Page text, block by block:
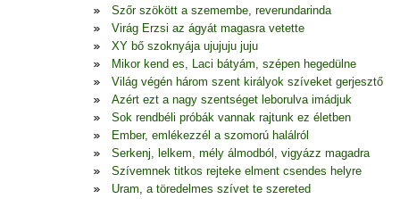
Szőr szökött a szemembe, reverundarinda
Virág Erzsi az ágyát magasra vetette
XY bő szoknyája ujujuju juju
Mikor kend es, Laci bátyám, szépen hegedülne
Világ végén három szent királyok szíveket gerjesztő
Azért ezt a nagy szentséget leborulva imádjuk
Sok rendbéli próbák vannak rajtunk ez életben
Ember, emlékezzél a szomorú halálról
Serkenj, lelkem, mély álmodból, vigyázz magadra
Szívemnek titkos rejteke elment csendes helyre
Uram, a töredelmes szívet te szereted